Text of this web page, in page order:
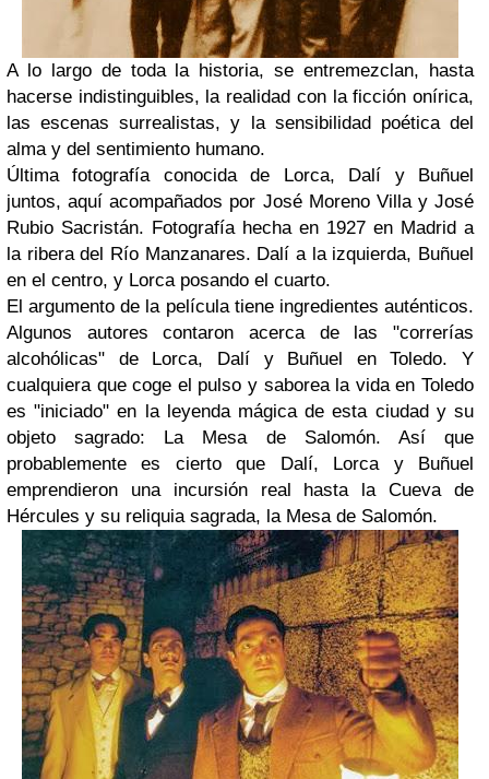
A lo largo de toda la historia, se entremezclan, hasta
hacerse indistinguibles, la realidad con la ficción onírica,
las escenas surrealistas, y la sensibilidad poética del
alma y del sentimiento humano.
Última fotografía conocida de Lorca, Dalí y Buñuel
juntos, aquí acompañados por José Moreno Villa y José
Rubio Sacristán. Fotografía hecha en 1927 en Madrid a
la ribera del Río Manzanares. Dalí a la izquierda, Buñuel
en el centro, y Lorca posando el cuarto.
El argumento de la película tiene ingredientes auténticos.
Algunos autores contaron acerca de las "correrías
alcohólicas" de Lorca, Dalí y Buñuel en Toledo. Y
cualquiera que coge el pulso y saborea la vida en Toledo
es "iniciado" en la leyenda mágica de esta ciudad y su
objeto sagrado: La Mesa de Salomón. Así que
probablemente es cierto que Dalí, Lorca y Buñuel
emprendieron una incursión real hasta la Cueva de
Hércules y su reliquia sagrada, la Mesa de Salomón.